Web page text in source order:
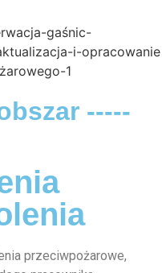
-----
przeciwpożarowe,